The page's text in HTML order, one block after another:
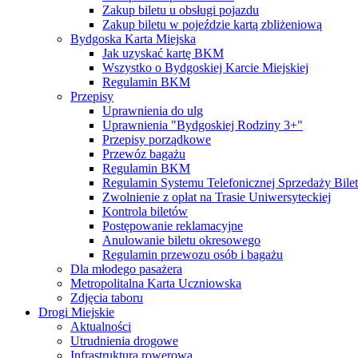
Zakup biletu u obsługi pojazdu
Zakup biletu w pojeździe kartą zbliżeniową
Bydgoska Karta Miejska
Jak uzyskać kartę BKM
Wszystko o Bydgoskiej Karcie Miejskiej
Regulamin BKM
Przepisy
Uprawnienia do ulg
Uprawnienia "Bydgoskiej Rodziny 3+"
Przepisy porządkowe
Przewóz bagażu
Regulamin BKM
Regulamin Systemu Telefonicznej Sprzedaży
Zwolnienie z opłat na Trasie Uniwersyteckiej
Kontrola biletów
Postępowanie reklamacyjne
Anulowanie biletu okresowego
Regulamin przewozu osób i bagażu
Dla młodego pasażera
Metropolitalna Karta Uczniowska
Zdjęcia taboru
Drogi Miejskie
Aktualności
Utrudnienia drogowe
Infrastruktura rowerowa